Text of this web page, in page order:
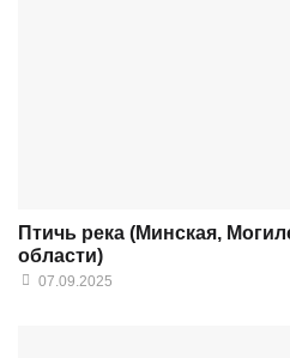
Птичь река (Минская,
области)
07.09.2025